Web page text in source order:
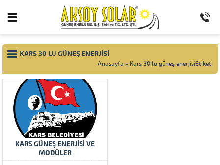
KARS 30 LU GÜNEŞ ENERJISI
Anasayfa » Kars 30 lu güneş enerjisiEtiketi
KARS GÜNEŞ ENERJİSİ VE
MODÜLER